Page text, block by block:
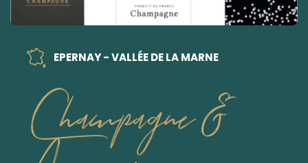
EPERNAY - VALLÉE DE LA MARNE
Champagne &